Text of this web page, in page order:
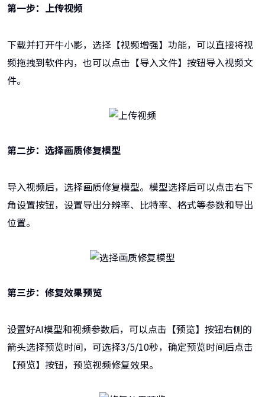
第一步：上传视频
下载并打开牛小影，选择【视频增强】功能，可以直接将视
频拖拽到软件内，也可以点击【导入文件】按钮导入视频文
件。
第二步：选择画质修复模型
导入视频后，选择画质修复模型。模型选择后可以点击右下
角设置按钮，设置导出分辨率、比特率、格式等参数和导出
位置。
第三步：修复效果预览
设置好AI模型和视频参数后，可以点击【预览】按钮右侧的
箭头选择预览时间，可选择3/5/10秒，确定预览时间后点击
【预览】按钮，预览视频修复效果。